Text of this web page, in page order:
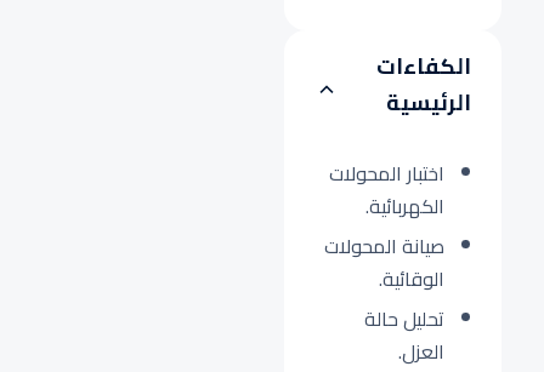
الكفاءات
الرئيسية
اختبار المحولات
الكهربائية.
صيانة المحولات
الوقائية.
تحليل حالة
العزل.